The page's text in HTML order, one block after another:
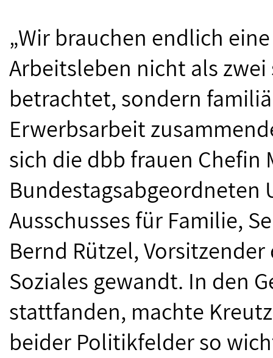
„Wir brauchen endlich
Arbeitsleben nicht als
betrachtet, sondern
Erwerbsarbeit
sich die dbb frauen Chefin
Bundestagsabgeordneten
Ausschusses für Familie,
Bernd Rützel,
Soziales gewandt. In den
stattfanden, machte
beider Politikfelder so